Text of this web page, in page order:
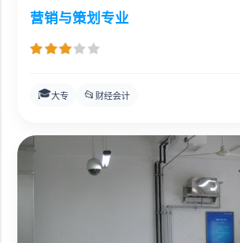
营销与策划专业
🎓大专 📂 财经会计